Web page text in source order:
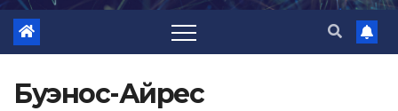
Буэнос-Айрес